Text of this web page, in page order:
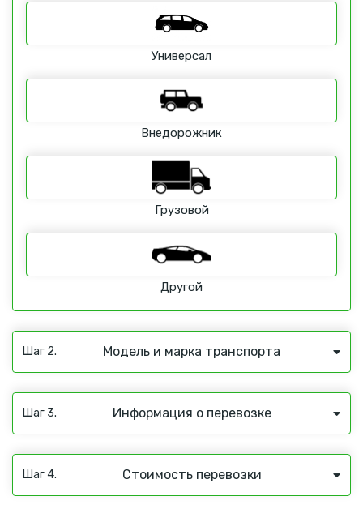
Универсал
Внедорожник
Грузовой
Другой
Шаг 2. Модель и марка транспорта
Шаг 3. Информация о перевозке
Шаг 4. Стоимость перевозки